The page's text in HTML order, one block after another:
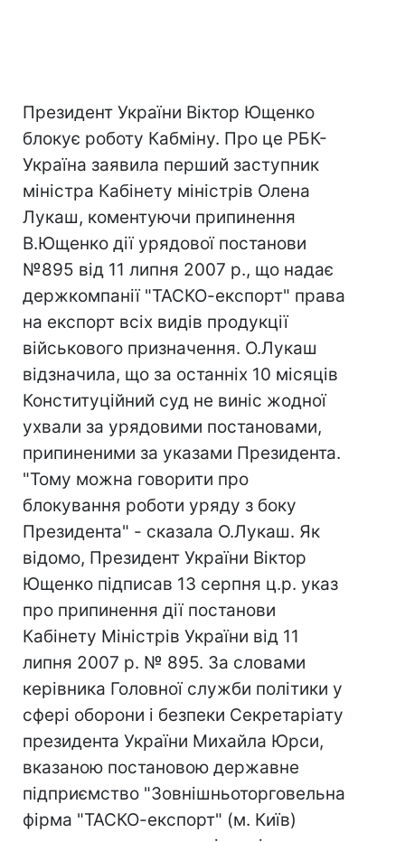
Президент України Віктор Ющенко
блокує роботу Кабміну. Про це РБК-
Україна заявила перший заступник
міністра Кабінету міністрів Олена
Лукаш, коментуючи припинення
В.Ющенко дії урядової постанови
№895 від 11 липня 2007 р., що надає
держкомпанії "ТАСКО-експорт" права
на експорт всіх видів продукції
військового призначення. О.Лукаш
відзначила, що за останніх 10 місяців
Конституційний суд не виніс жодної
ухвали за урядовими постановами,
припиненими за указами Президента.
"Тому можна говорити про
блокування роботи уряду з боку
Президента" - сказала О.Лукаш. Як
відомо, Президент України Віктор
Ющенко підписав 13 серпня ц.р. указ
про припинення дії постанови
Кабінету Міністрів України від 11
липня 2007 р. № 895. За словами
керівника Головної служби політики у
сфері оборони і безпеки Секретаріату
президента України Михайла Юрси,
вказаною постановою державне
підприємство "Зовнішньоторговельна
фірма "ТАСКО-експорт" (м. Київ)